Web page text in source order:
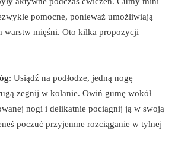
pomocne, ponieważ umożliwiają
warstw mięśni. Oto kilka propozycji
: Usiądź na podłodze, jedną nogę
zegnij w kolanie. Owiń gumę wokół
nogi i delikatnie pociągnij ją w swoją
poczuć przyjemne rozciąganie w tylnej